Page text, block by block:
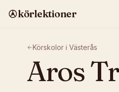
körlektioner
Körskolor i Västerås
Aros